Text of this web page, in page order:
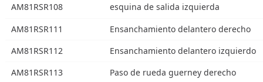
AM81RSR108
esquina de salida izquierda
AM81RSR111
Ensanchamiento delantero derecho
AM81RSR112
Ensanchamiento delantero izquierdo
AM81RSR113
Paso de rueda guerney derecho